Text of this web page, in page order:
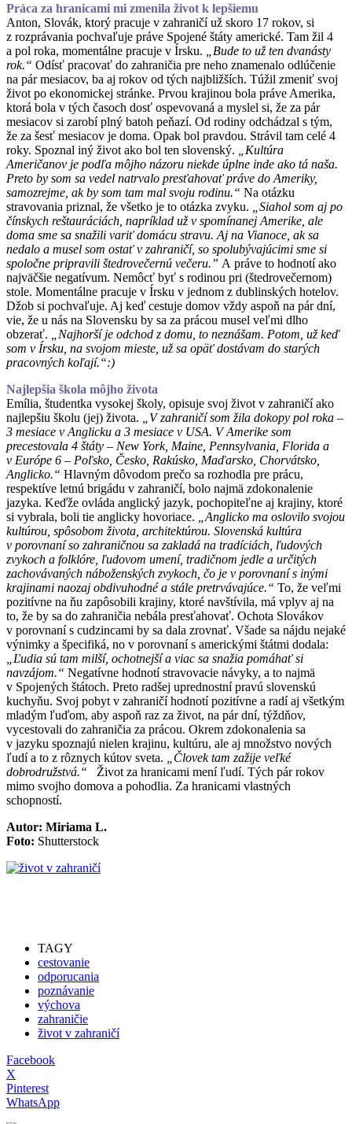
Práca za hranicami mi zmenila život k lepšiemu
Anton, Slovák, ktorý pracuje v zahraničí už skoro 17 rokov, si
z rozprávania pochvaľuje práve Spojené štáty americké. Tam žil 4
a pol roka, momentálne pracuje v Írsku.
„Bude to už ten dvanásty
rok.“ Odísť pracovať do zahraničia pre neho znamenalo odlúčenie
na pár mesiacov, ba aj rokov od tých najbližších. Túžil zmeniť svoj
život po ekonomickej stránke. Prvou krajinou bola práve Amerika,
ktorá bola v tých časoch dosť ospevovaná a myslel si, že za pár
mesiacov si zarobí plný batoh peňazí. Od rodiny odchádzal s tým,
že za šesť mesiacov je doma. Opak bol pravdou. Strávil tam celé 4
roky. Spoznal iný život ako bol ten slovenský.
„Kultúra
Američanov je podľa môjho názoru niekde úplne inde ako tá naša.
Preto by som sa vedel natrvalo presťahovať práve do Ameriky,
samozrejme, ak by som tam mal svoju rodinu.“ Na otázku
stravovania priznal, že všetko je to otázka zvyku.
„Siahol som aj po
čínskych reštauráciách, napríklad už v spomínanej Amerike, ale
doma sme sa snažili variť domácu stravu. Aj na Vianoce, ak sa
nedalo a musel som ostať v zahraničí, so spolubývajúcimi sme si
spoločne pripravili štedrovečernú večeru.” A práve to hodnotí ako
najväčšie negatívum. Nemôcť byť s rodinou pri (štedrovečernom)
stole. Momentálne pracuje v Írsku v jednom z dublinských hotelov.
Džob si pochvaľuje. Aj keď cestuje domov vždy aspoň na pár dní,
vie, že u nás na Slovensku by sa za prácou musel veľmi dlho
obzerať.
„Najhorší je odchod z domu, to neznášam. Potom, už keď
som v Írsku, na svojom mieste, už sa opäť dostávam do starých
pracovných koľají.“:)
Najlepšia škola môjho života
Emília, študentka vysokej školy, opisuje svoj život v zahraničí ako
najlepšiu školu (jej) života.
„V zahraničí som žila dokopy pol roka –
3 mesiace v Anglicku a 3 mesiace v USA. V Amerike som
precestovala 4 štáty – New York, Maine, Pennsylvania, Florida a
v Európe 6 – Poľsko, Česko, Rakúsko, Maďarsko, Chorvátsko,
Anglicko.“ Hlavným dôvodom prečo sa rozhodla pre prácu,
respektíve letnú brigádu v zahraničí, bolo najmä zdokonalenie
jazyka. Keďže ovláda anglický jazyk, pochopiteľne aj krajiny, ktoré
si vybrala, boli tie anglicky hovoriace.
„Anglicko ma oslovilo svojou
kultúrou, spôsobom života, architektúrou. Slovenská kultúra
v porovnaní so zahraničnou sa zakladá na tradíciách, ľudových
zvykoch a folklóre, ľudovom umení, tradičnom jedle a určitých
zachovávaných náboženských zvykoch, čo je v porovnaní s inými
krajinami naozaj obdivuhodné a stále pretrvávajúce.“ To, že veľmi
pozitívne na ňu zapôsobili krajiny, ktoré navštívila, má vplyv aj na
to, že by sa do zahraničia nebála presťahovať. Ochota Slovákov
v porovnaní s cudzincami by sa dala zrovnať. Všade sa nájdu nejaké
výnimky a špecifiká, no v porovnaní s americkými štátmi dodala:
„Ľudia sú tam milší, ochotnejší a viac sa snažia pomáhať si
navzájom.“ Negatívne hodnotí stravovacie návyky, a to najmä
v Spojených štátoch. Preto radšej uprednostní pravú slovenskú
kuchyňu. Svoj pobyt v zahraničí hodnotí pozitívne a radí aj všetkým
mladým ľuďom, aby aspoň raz za život, na pár dní, týždňov,
vycestovali do zahraničia za prácou. Okrem zdokonalenia sa
v jazyku spoznajú nielen krajinu, kultúru, ale aj množstvo nových
ľudí a to z rôznych kútov sveta.
„Človek tam zažije veľké
dobrodružstvá.“
Život za hranicami mení ľudí. Tých pár rokov
mimo svojho domova a pohodlia. Za hranicami vlastných
schopností.
Autor: Miriama L.
Foto: Shutterstock
TAGY
cestovanie
odporucania
poznávanie
výchova
zahraničie
život v zahraničí
Facebook
X
Pinterest
WhatsApp